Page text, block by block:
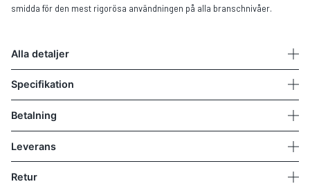
smidda för den mest rigorösa användningen på alla branschnivåer.
Alla detaljer
Specifikation
Betalning
Leverans
Retur